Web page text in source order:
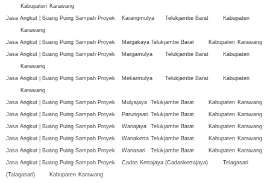
Kabupaten Karawang
Jasa Angkut | Buang Puing Sampah Proyek
Karangmulya Telukjambe Barat
Kabupaten
Karawang
Jasa Angkut | Buang Puing Sampah Proyek
Margakaya Telukjambe Barat Kabupaten Karawang
Jasa Angkut | Buang Puing Sampah Proyek
Margamulya Telukjambe Barat
Kabupaten
Karawang
Jasa Angkut | Buang Puing Sampah Proyek
Mekarmulya Telukjambe Barat
Kabupaten
Karawang
Jasa Angkut | Buang Puing Sampah Proyek
Mulyajaya Telukjambe Barat Kabupaten Karawang
Jasa Angkut | Buang Puing Sampah Proyek
Parungsari Telukjambe Barat Kabupaten Karawang
Jasa Angkut | Buang Puing Sampah Proyek
Wanajaya Telukjambe Barat Kabupaten Karawang
Jasa Angkut | Buang Puing Sampah Proyek
Wanakerta Telukjambe Barat Kabupaten Karawang
Jasa Angkut | Buang Puing Sampah Proyek
Wanasari Telukjambe Barat Kabupaten Karawang
Jasa Angkut | Buang Puing Sampah Proyek
Cadas Kertajaya (Cadaskertajaya)
Telagasari
(Talagasari)
Kabupaten Karawang